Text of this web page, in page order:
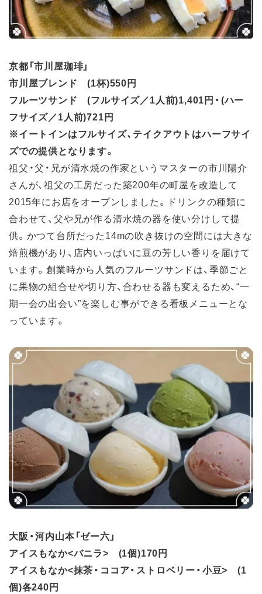
京都「市川屋珈琲」
市川屋ブレンド (1杯)550円
フルーツサンド (フルサイズ／1人前)1,401円・(ハー
フサイズ／1人前)721円
※イートインはフルサイズ、テイクアウトはハーフサイ
ズでの提供となります。
祖父・父・兄が清水焼の作家というマスターの市川陽介
さんが、祖父の工房だった築200年の町屋を改造して
2015年にお店をオープンしました。ドリンクの種類に
合わせて、父や兄が作る清水焼の器を使い分けして提
供。かつて台所だった14mの吹き抜けの空間には大きな
焙煎機があり、店内いっぱいに豆の芳しい香りを届けて
います。創業時から人気のフルーツサンドは、季節ごと
に果物の組合せや切り方、合わせる器も変えるため、“一
期一会の出会い”を楽しむ事ができる看板メニューとな
っています。
大阪・河内山本「ゼー六」
アイスもなか<バニラ> (1個)170円
アイスもなか<抹茶・ココア・ストロベリー・小豆> (1
個)各240円